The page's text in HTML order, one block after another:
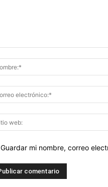
Guardar mi nombre, correo